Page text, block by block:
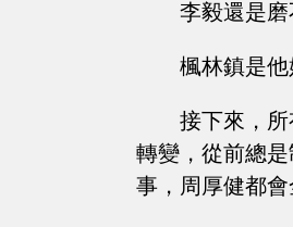
李毅還是
楓林鎮是
接下來，
轉變，從前總
事，周厚健都會